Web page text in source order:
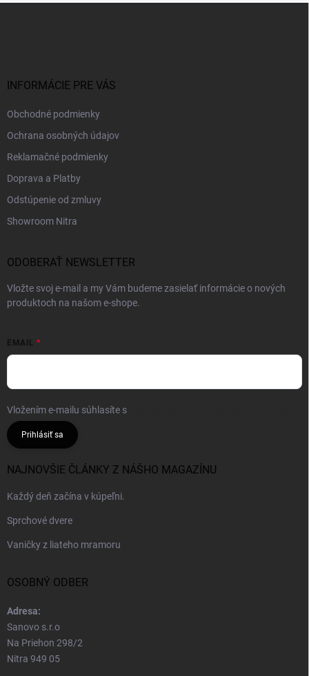
INFORMÁCIE PRE VÁS
Obchodné podmienky
Ochrana osobných údajov
Reklamačné podmienky
Doprava a Platby
Odstúpenie od zmluvy
Showroom Nitra
ODOBERAŤ NEWSLETTER
Vložte svoj e-mail a my Vám budeme zasielať informácie o nových
produktoch na našom e-shope.
EMAIL
Vložením e-mailu súhlasíte s
Prihlásiť sa
NAJNOVŠIE ČLÁNKY Z NÁŠHO MAGAZÍNU
Každý deň začína v kúpeľni.
Sprchové dvere
Vaničky z liateho mramoru
OSOBNÝ ODBER
Adresa:
Sanovo s.r.o
Na Priehon 298/2
Nitra 949 05